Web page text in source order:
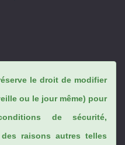
le droit de modifier
ou le jour même) pour
de sécurité,
raisons autres telles